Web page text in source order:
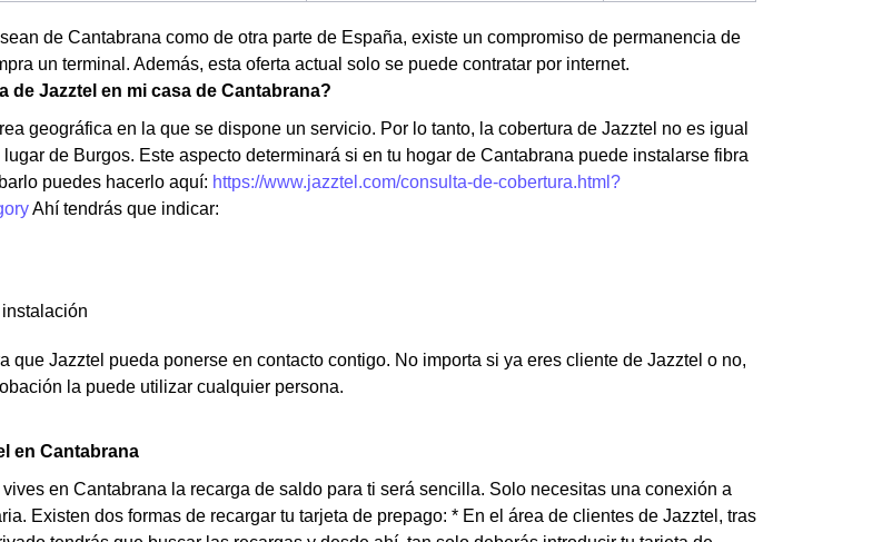
de Cantabrana como de otra parte de España, existe un compromiso de permanencia de
un terminal. Además, esta oferta actual solo se puede contratar por internet.
de Jazztel en mi casa de Cantabrana?
geográfica en la que se dispone un servicio. Por lo tanto, la cobertura de Jazztel no es igual
de Burgos. Este aspecto determinará si en tu hogar de Cantabrana puede instalarse fibra
puedes hacerlo aquí: https://www.jazztel.com/consulta-de-cobertura.html?
Ahí tendrás que indicar:
que Jazztel pueda ponerse en contacto contigo. No importa si ya eres cliente de Jazztel o no,
la puede utilizar cualquier persona.
en Cantabrana
en Cantabrana la recarga de saldo para ti será sencilla. Solo necesitas una conexión a
Existen dos formas de recargar tu tarjeta de prepago: * En el área de clientes de Jazztel, tras